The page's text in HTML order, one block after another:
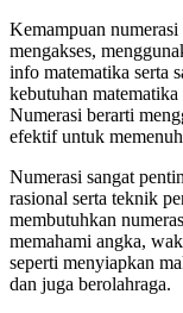
Kemampuan
mengakses,
info matematika serta
kebutuhan
Numerasi berarti
efektif untuk
Numerasi sangat
rasional serta teknik
membutuhkan
memahami angka,
seperti menyiapkan
dan juga berolahraga.